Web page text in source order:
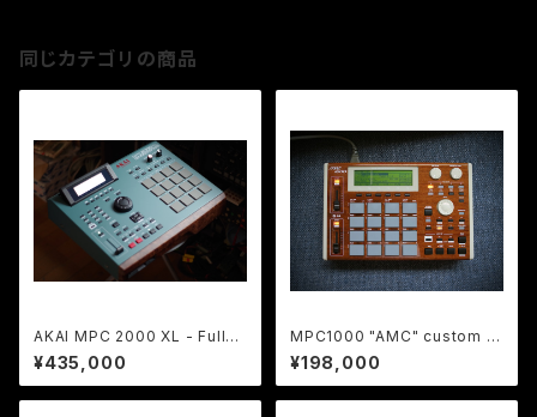
同じカテゴリの商品
AKAI MPC 2000 XL - Fully
Refurbished, Custom Paint
(Build to order)
¥435,000
MPC1000 "AMC" custom b
y ghostinmpc
¥198,000